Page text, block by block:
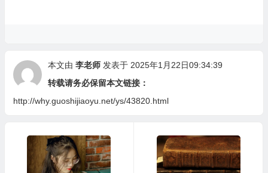
本文由 李老师发表于 2025年1月22日09:34:39
转载请务必保留本文链接：
http://why.guoshijiaoyu.net/ys/43820.html